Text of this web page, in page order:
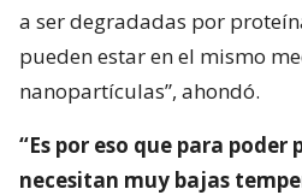
a ser degradadas por
pueden estar en el mismo
nanopartículas”, ahondó.
“Es por eso que para poder
necesitan muy bajas